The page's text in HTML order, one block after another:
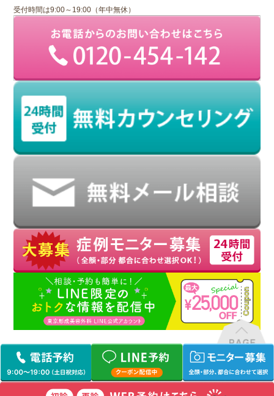
受付時間は9:00～19:00（年中無休）
TOP/ サイトマップ/ プライバシーポリシー/ 19歳以下の患者様へ 取材申し込み